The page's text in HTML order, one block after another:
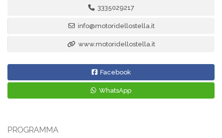
3335029217
info@motoridellostella.it
www.motoridellostella.it
Facebook
WhatsApp
PROGRAMMA